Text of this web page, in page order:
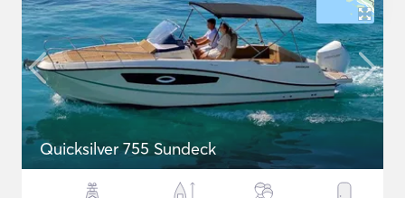
Quicksilver 755 Sundeck